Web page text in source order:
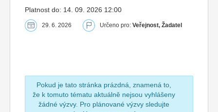
Platnost do: 14. 09. 2026 12:00
29. 6. 2026 Určeno pro: Veřejnost, Žadatel
Pokud je tato stránka prázdná, znamená to,
že k tomuto tématu aktuálně nejsou vyhlášeny
žádné výzvy. Pro plánované výzvy sledujte